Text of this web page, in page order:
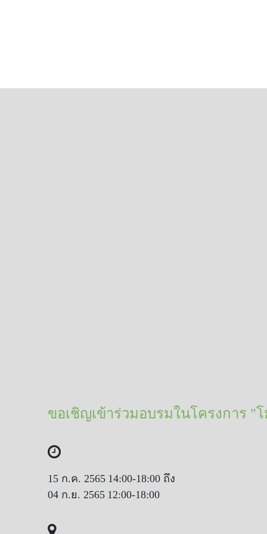
ขอเชิญเข้าร่วมอบรมในโครงการ "
15 ก.ค. 2565 14:00-18:00 ถึง
04 ก.ย. 2565 12:00-18:00